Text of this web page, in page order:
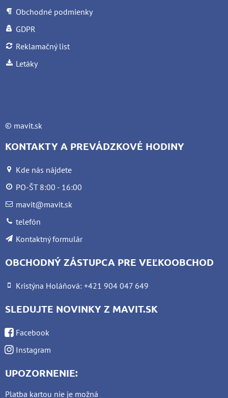
Obchodné podmienky
GDPR
Reklamačný list
Letáky
© mavit.sk
KONTAKTY A PREVÁDZKOVÉ HODINY
Kde nás nájdete
PO-ŠT 8:00 - 16:00
mavit@mavit.sk
telefón
Kontaktný formulár
OBCHODNÝ ZÁSTUPCA PRE VEĽKOOBCHOD
Kristýna Holáňová: +421 904 047 649
SLEDUJTE NOVINKY Z MAVIT.SK
Facebook
Instagram
UPOZORNENIE:
Platba kartou nie je možná